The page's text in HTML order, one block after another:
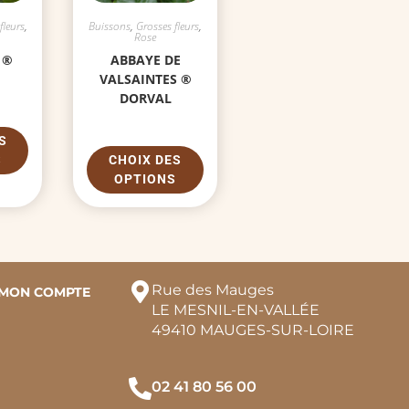
,
®
Buissons, Grosses fleurs,
Rose
ABBAYE DE
VALSAINTES ®
DORVAL
CHOIX DES
OPTIONS
COMPTE
Rue des Mauges
LE MESNIL-EN-VALLÉE
49410 MAUGES-SUR-LOIRE
02 41 80 56 00